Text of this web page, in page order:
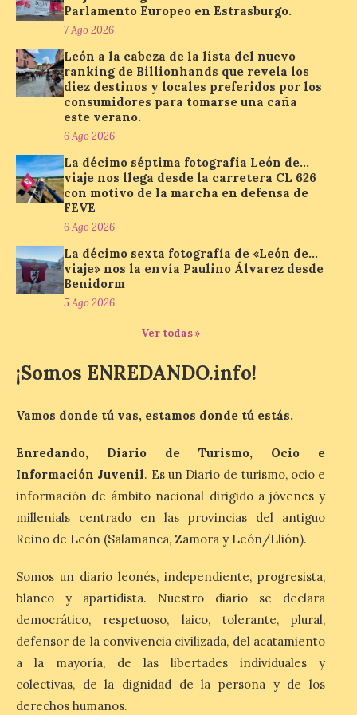
así localizar el lugar ideal
para observar el eclipse
solar del 12 de agosto de 2026 sin
la […]
Paradores renueva su
compromiso con La Vuelta
como patrocinador oficial
7 Ago 2026
La cadena hotelera pública
en la zona de descanso
junto al control de firmas
y, como novedad, en el
Leaders Lounge, dos espacios exclusivos
para los ciclistas. El recorrido de La
total del 12 de agosto.
Dónde alojarse y a qué
7 Ago 2026
León es la provincia más
económica (116€/noche),
pero también una de las
Zamora, Palencia y Álava son las
provincias con menos margen: apenas un
1% de los alojamientos siguen libres para
esas […]
El eclipse genera un boom
de reservas hoteleras y
Parlamento Europeo en Estrasburgo.
7 Ago 2026
León a la cabeza de la lista del nuevo
ranking de Billionhands que revela los
diez destinos y locales preferidos por los
consumidores para tomarse una caña
este verano.
6 Ago 2026
La décimo séptima fotografía León de…
viaje nos llega desde la carretera CL 626
con motivo de la marcha en defensa de
FEVE
6 Ago 2026
La décimo sexta fotografía de «León de…
viaje» nos la envía Paulino Álvarez desde
Benidorm
5 Ago 2026
Ver todas »
¡Somos ENREDANDO.info!
Vamos donde tú vas, estamos donde tú estás.
Enredando, Diario de Turismo, Ocio e
Información Juvenil. Es un Diario de turismo, ocio e
información de ámbito nacional dirigido a jóvenes y
millenials centrado en las provincias del antiguo
Reino de León (Salamanca, Zamora y León/Llión).
Somos un diario leonés, independiente, progresista,
blanco y apartidista. Nuestro diario se declara
democrático, respetuoso, laico, tolerante, plural,
defensor de la convivencia civilizada, del acatamiento
a la mayoría, de las libertades individuales y
colectivas, de la dignidad de la persona y de los
derechos humanos.